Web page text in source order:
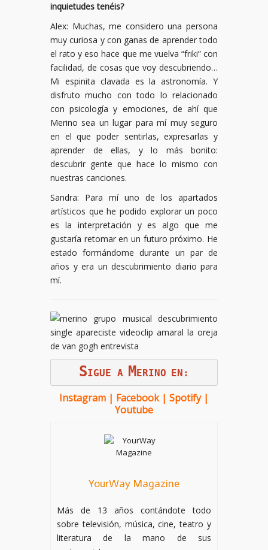
inquietudes tenéis?
Alex: Muchas, me considero una persona
muy curiosa y con ganas de aprender todo
el rato y eso hace que me vuelva “friki” con
facilidad, de cosas que voy descubriendo…
Mi espinita clavada es la astronomía. Y
disfruto mucho con todo lo relacionado
con psicología y emociones, de ahí que
Merino sea un lugar para mí muy seguro
en el que poder sentirlas, expresarlas y
aprender de ellas, y lo más bonito:
descubrir gente que hace lo mismo con
nuestras canciones.
Sandra: Para mí uno de los apartados
artísticos que he podido explorar un poco
es la interpretación y es algo que me
gustaría retomar en un futuro próximo. He
estado formándome durante un par de
años y era un descubrimiento diario para
mí.
SIGUE A MERINO EN:
Instagram | Facebook| Spotify|
Youtube
YourWay Magazine
Más de 13 años contándote todo
sobre televisión, música, cine, teatro y
literatura de la mano de sus